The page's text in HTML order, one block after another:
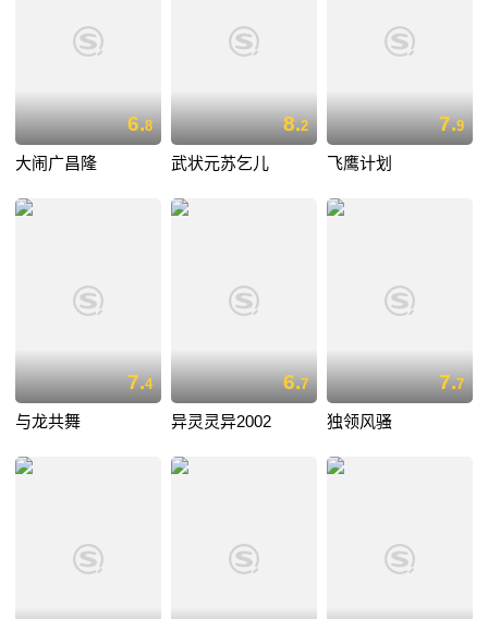
6.8
大闹广昌隆
8.2
武状元苏乞儿
7.9
飞鹰计划
7.4
与龙共舞
6.7
异灵灵异2002
7.7
独领风骚